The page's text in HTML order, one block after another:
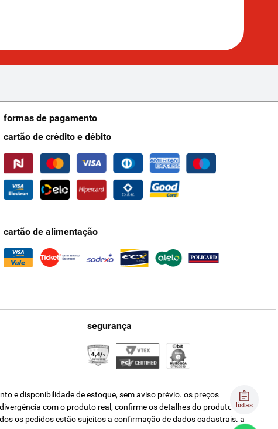
listas
formas de pagamento
cartão de crédito e débito
cartão de alimentação
segurança
e disponibilidade de estoque, sem aviso prévio. os preços
com o produto real, confirme os detalhes do produto na
os pedidos estão sujeitos a confirmação de dados cadastrais. a